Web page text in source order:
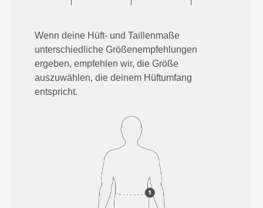
Wenn deine Hüft- und Taillenmaße
unterschiedliche Größenempfehlungen
ergeben, empfehlen wir, die Größe
auszuwählen, die deinem Hüftumfang
entspricht.